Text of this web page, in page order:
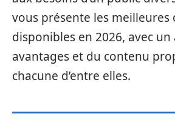
vous présente les meilleures
disponibles en 2026, avec un
avantages et du contenu
chacune d’entre elles.